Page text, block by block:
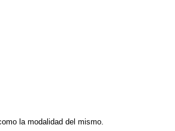
la modalidad del mismo.